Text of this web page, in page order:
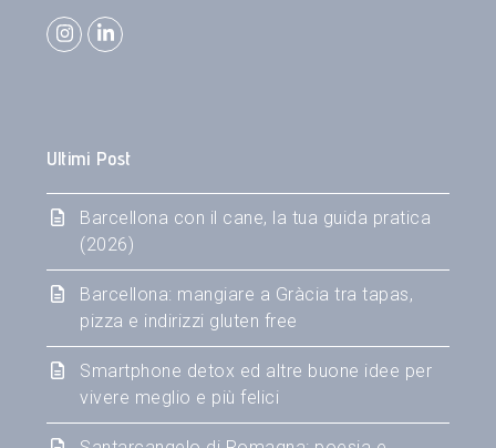
Instagram
LinkedIn
Ultimi Post
Barcellona con il cane, la tua guida pratica
(2026)
Barcellona: mangiare a Gràcia tra tapas,
pizza e indirizzi gluten free
Smartphone detox ed altre buone idee per
vivere meglio e più felici